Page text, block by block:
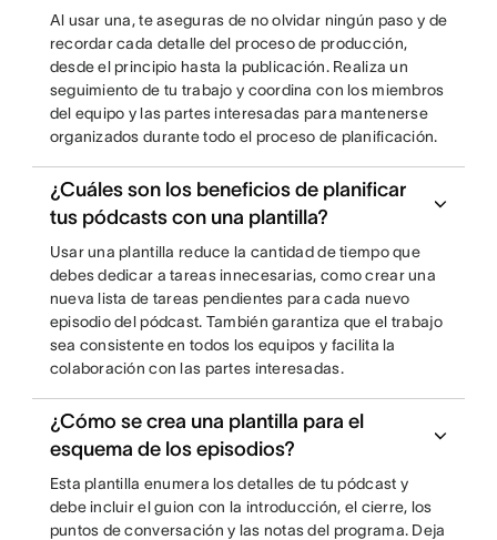
Al usar una, te aseguras de no olvidar ningún paso y de
recordar cada detalle del proceso de producción,
desde el principio hasta la publicación. Realiza un
seguimiento de tu trabajo y coordina con los miembros
del equipo y las partes interesadas para mantenerse
organizados durante todo el proceso de planificación.
¿Cuáles son los beneficios de planificar
tus pódcasts con una plantilla?
Usar una plantilla reduce la cantidad de tiempo que
debes dedicar a tareas innecesarias, como crear una
nueva lista de tareas pendientes para cada nuevo
episodio del pódcast. También garantiza que el trabajo
sea consistente en todos los equipos y facilita la
colaboración con las partes interesadas.
¿Cómo se crea una plantilla para el
esquema de los episodios?
Esta plantilla enumera los detalles de tu pódcast y
debe incluir el guion con la introducción, el cierre, los
puntos de conversación y las notas del programa. Deja